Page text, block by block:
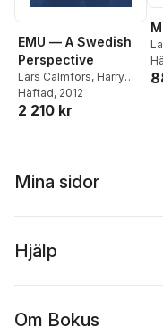
EMU — A Swedish
Perspective
Lars Calmfors, Harry
Flam,Nils Gottfries
Janne Haaland Matlary
Berntsson Ewa
Rabinowitz,A. Vredin
Häftad, 2012
2 210 kr
Mina sidor
Hjälp
Om Bokus